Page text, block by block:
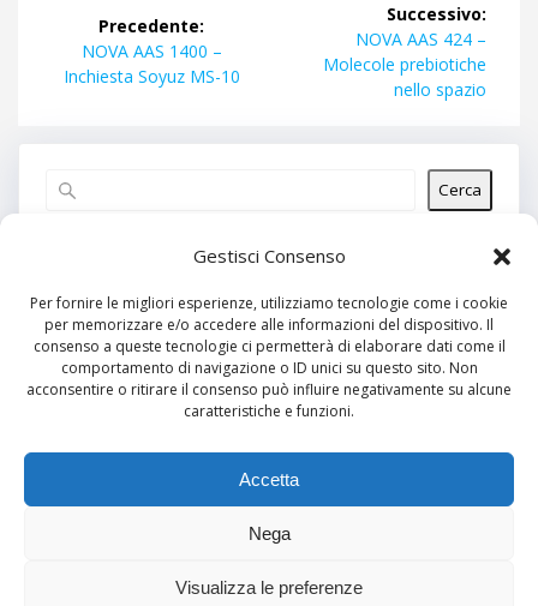
Gestisci Consenso
Per fornire le migliori esperienze, utilizziamo tecnologie come i cookie
per memorizzare e/o accedere alle informazioni del dispositivo. Il
consenso a queste tecnologie ci permetterà di elaborare dati come il
comportamento di navigazione o ID unici su questo sito. Non
acconsentire o ritirare il consenso può influire negativamente su alcune
caratteristiche e funzioni.
Accetta
Nega
Visualizza le preferenze
articoliPrecedente:
Articolo
precedente:
NOVA AAS 1400 –
Inchiesta Soyuz MS-10
Successivo:
Articolo
successivo:
NOVA AAS 424 –
Molecole prebiotiche
nello spazio
Cerca
Articoli recenti
Commenti recenti
Nessun commento da mostrare.
Nessun archivio da mostrare.
Categorie
Nessuna categoria